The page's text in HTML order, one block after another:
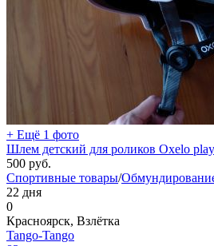
+ Ещё 1 фото
Шлем детский для роликов Oxelo
500 руб.
Спортивные товары/
22 дня
0
Красноярск, Взлётка
Tango-Tango